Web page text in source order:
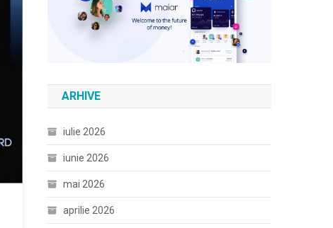
ARHIVE
iulie 2026
iunie 2026
mai 2026
aprilie 2026